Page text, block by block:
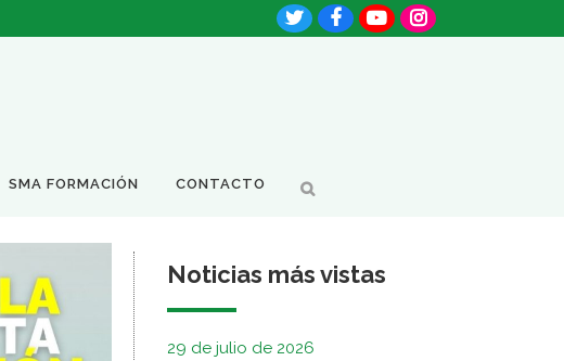
SMA FORMACIÓN CONTACTO
Noticias más vistas
29 de julio de 2026